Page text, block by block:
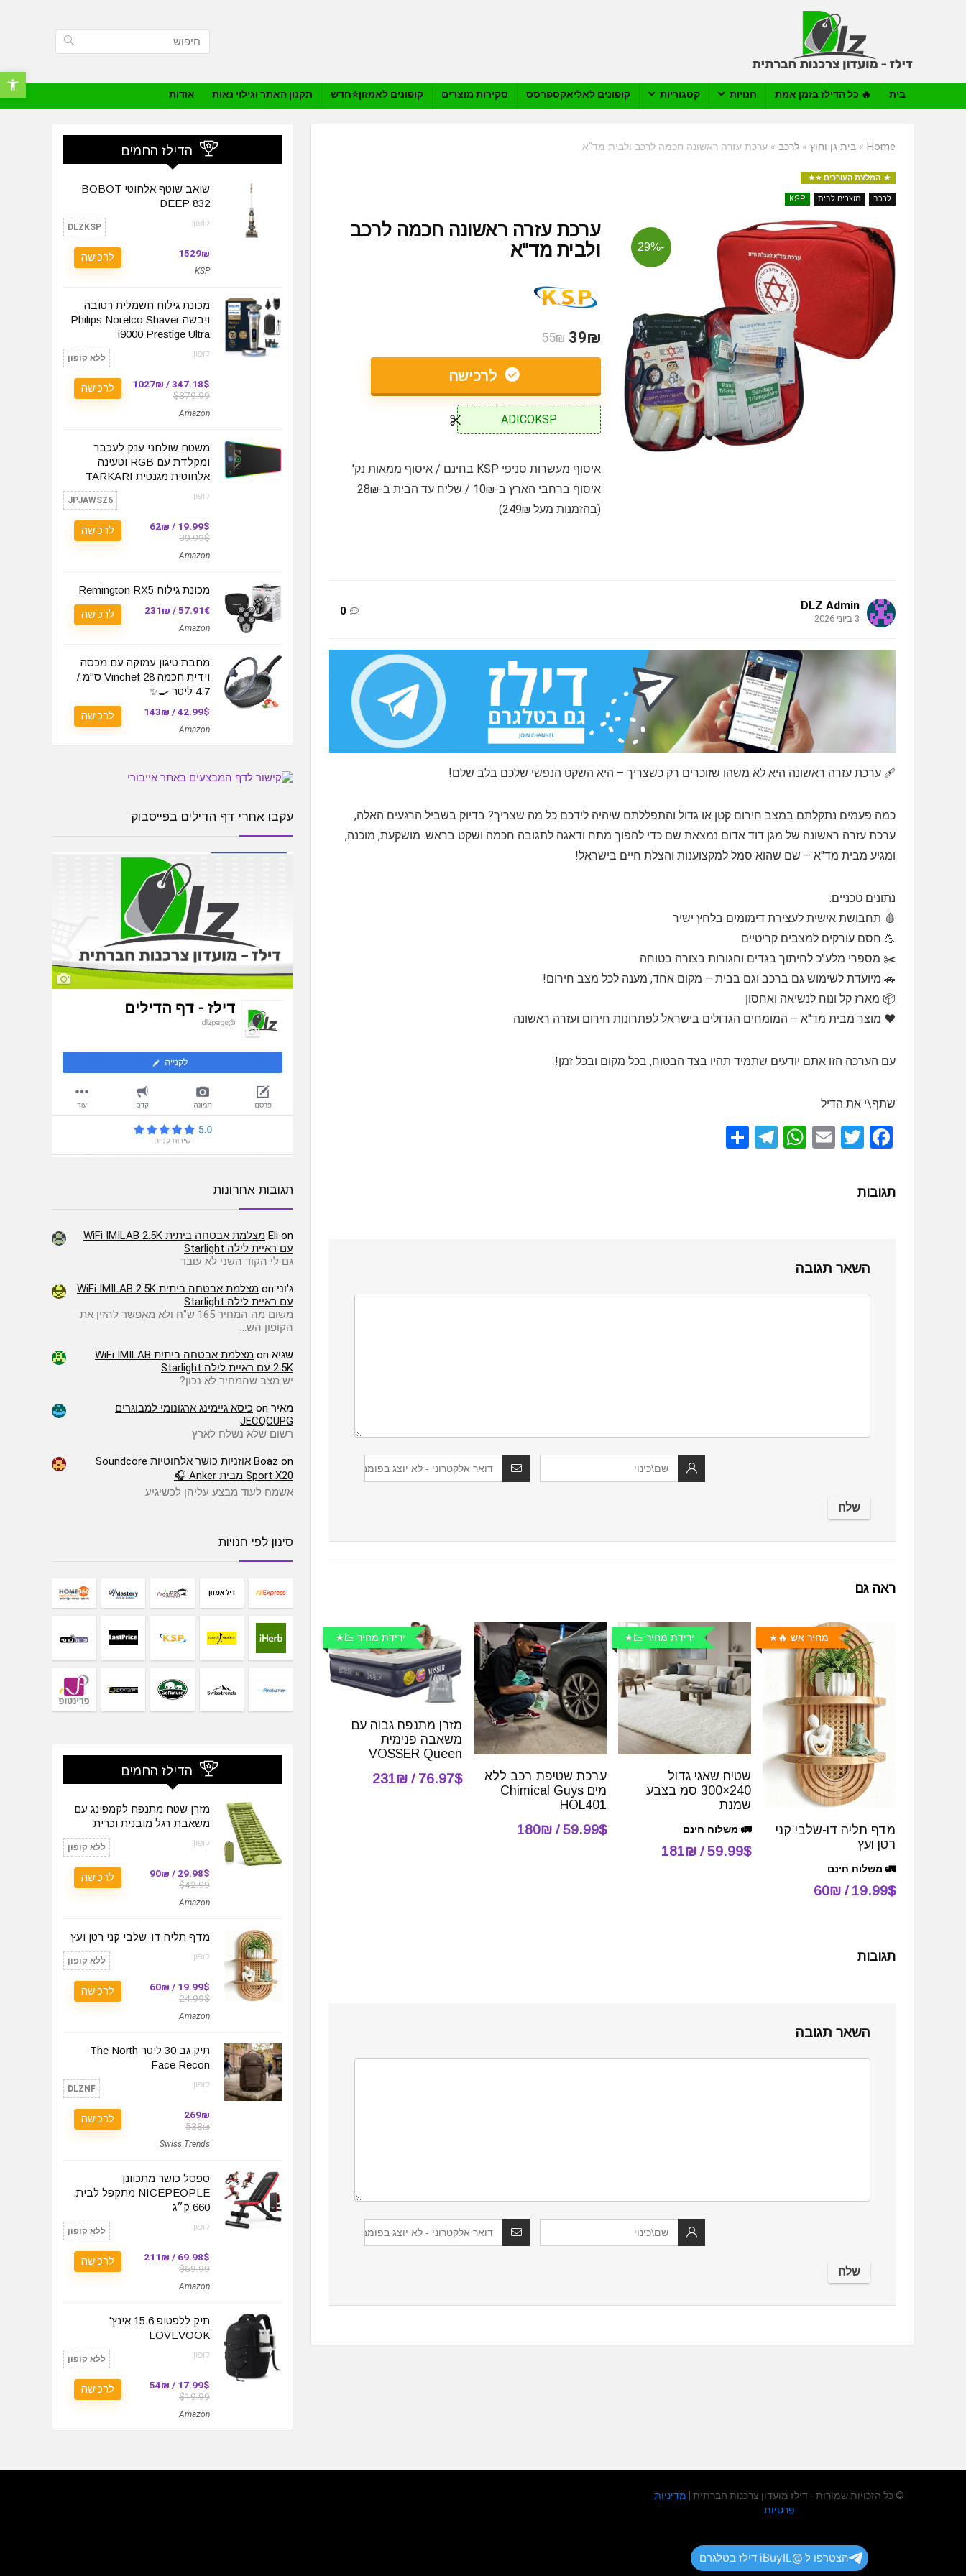
פתח
בית 🔥 כל הדילז בזמן אמת חנויות קטגוריות קופונים לאליאקספרסס סקירות מוצרים קופונים לאמזון⭐️חדש תקנון האתר וגילוי נאות אודות
Home
» בית גן וחוץ » לרכב » ערכת עזרה ראשונה חכמה לרכב ולבית מד"א
המלצת העורכים ⭐️
לרכב מוצרים לבית KSP
-29%
ערכת עזרה ראשונה חכמה לרכב
ולבית מד"א
39₪
55₪
לרכישה
ADICOKSP
איסוף מעשרות סניפי KSP בחינם / איסוף ממאות נק'
איסוף ברחבי הארץ ב-10₪ / שליח עד הבית ב-28₪
(בהזמנות מעל 249₪)
DLZ Admin
3 ביוני 2026
0
🩹 ערכת עזרה ראשונה היא לא משהו שזוכרים רק כשצריך – היא השקט הנפשי שלכם בלב שלם!
כמה פעמים נתקלתם במצב חירום קטן או גדול והתפללתם שיהיה לידכם כל מה שצריך? בדיוק בשביל הרגעים האלה,
ערכת עזרה ראשונה של מגן דוד אדום נמצאת שם כדי להפוך מתח ודאגה לתגובה חכמה ושקט בראש. מושקעת, מוכנה,
ומגיע מבית מד"א – שם שהוא סמל למקצוענות והצלת חיים בישראל!
נתונים טכניים:
🩸 תחבושת אישית לעצירת דימומים בלחץ ישיר
💪 חסם עורקים למצבים קריטיים
✂️ מספרי מלע"כ לחיתוך בגדים וחגורות בצורה בטוחה
🚗 מיועדת לשימוש גם ברכב וגם בבית – מקום אחד, מענה לכל מצב חירום!
📦 מארז קל ונוח לנשיאה ואחסון
❤️ מוצר מבית מד"א – המומחים הגדולים בישראל לפתרונות חירום ועזרה ראשונה
עם הערכה הזו אתם יודעים שתמיד תהיו בצד הבטוח, בכל מקום ובכל זמן!
שתף\י את הדיל
F
ce
k
T
E
W
T
תגובות
השאר תגובה
ראה גם
מחיר אש 🔥
מדף תליה דו-שלבי קני
רטן ועץ
🚛 משלוח חינם
19.99$ / 60₪
ירידת מחיר 📉
שטיח שאגי גדול
240×300 סמ בצבע
שמנת
🚛 משלוח חינם
59.99$ / 181₪
ערכת שטיפת רכב ללא
מים Chimical Guys
HOL401
59.99$ / 180₪
ירידת מחיר 📉
מזרן מתנפח גבוה עם
משאבה פנימית
VOSSER Queen
76.97$ / 231₪
תגובות
השאר תגובה
הדילז החמים
שואב שוטף אלחוטי BOBOT
DEEP 832
קופון: DLZKSP
1529₪
KSP
לרכישה
מכונת גילוח חשמלית רטובה
ויבשה Philips Norelco Shaver
i9000 Prestige Ultra
קופון: ללא קופון
347.18$ / 1027₪
$379.99
Amazon
לרכישה
משטח שולחני ענק לעכבר
ומקלדת עם RGB וטעינה
אלחוטית מגנטית TARKARI
קופון: JPJAWSZ6
19.99$ / 62₪
39.99$
Amazon
לרכישה
מכונת גילוח Remington RX5
57.91€ / 231₪
Amazon
לרכישה
מחבת טיגון עמוקה עם מכסה
וידית חכמה Vinchef 28 ס"מ /
4.7 ליטר 🍳✨
42.99$ / 143₪
Amazon
לרכישה
עקבו אחרי דף הדילים בפייסבוק
תגובות אחרונות
Eli on
מצלמת אבטחה ביתית WiFi IMILAB 2.5K
עם ראיית לילה Starlight
גם לי הקוד השני לא עובד
ג'וני on
מצלמת אבטחה ביתית WiFi IMILAB 2.5K
עם ראיית לילה Starlight
משום מה המחיר 165 ש"ח ולא מאפשר להזין את
הקופון הש…
שגיא on
מצלמת אבטחה ביתית WiFi IMILAB
2.5K עם ראיית לילה Starlight
יש מצב שהמחיר לא נכון?
מאיר on כיסא גיימינג ארגונומי למבוגרים
JECQCUPG
רשום שלא נשלח לארץ
Boaz on
אוזניות כושר אלחוטיות Soundcore
Sport X20 מבית Anker 🎧
אשמח לעוד מבצע עליהן לכשיגיע
סינון לפי חנויות
הדילז החמים
מזרן שטח מתנפח לקמפינג עם
משאבת רגל מובנית וכרית
קופון: ללא קופון
29.98$ / 90₪
$42.99
Amazon
לרכישה
מדף תליה דו-שלבי קני רטן ועץ
קופון: ללא קופון
19.99$ / 60₪
24.99$
Amazon
לרכישה
תיק גב 30 ליטר The North
Face Recon
קופון: DLZNF
269₪
538₪
Swiss Trends
לרכישה
ספסל כושר מתכוונן
NICEPEOPLE מתקפל לבית,
660 ק״ג
קופון: ללא קופון
69.98$ / 211₪
$69.99
Amazon
לרכישה
תיק ללפטופ 15.6 אינץ'
LOVEVOOK
קופון: ללא קופון
17.99$ / 54₪
$19.99
Amazon
לרכישה
© כל הזכויות שמורות - דילז מועדון צרכנות חברתית | מדיניות
פרטיות
הצטרפו ל @iBuyIL דילז בטלגרם